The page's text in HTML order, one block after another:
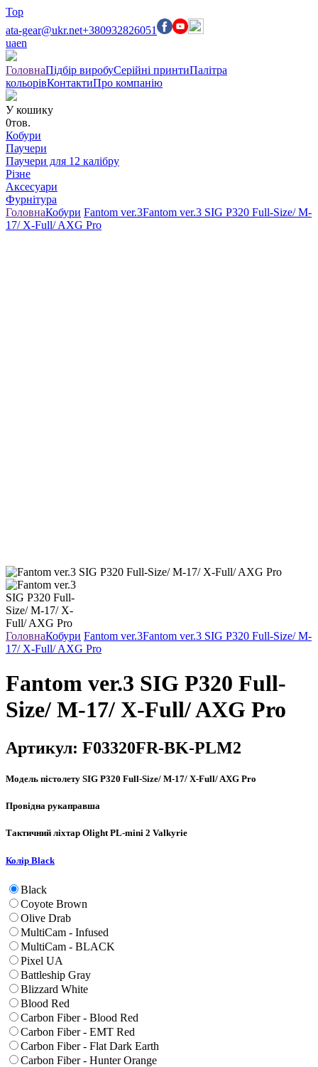
Top
ata-gear@ukr.net+380932826051
uaen
ГоловнаПідбір виробуСерійні принтиПалітра
кольорівКонтактиПро компанію
У кошику
0тов.
Кобури
Паучери
Паучери для 12 калібру
Різне
Аксесуари
Фурнітура
ГоловнаКобури Fantom ver.3Fantom ver.3 SIG P320 Full-Size/ M-
17/ X-Full/ AXG Pro
ГоловнаКобури Fantom ver.3Fantom ver.3 SIG P320 Full-Size/ M-
17/ X-Full/ AXG Pro
Fantom ver.3 SIG P320 Full-
Size/ M-17/ X-Full/ AXG Pro
Артикул: F03320FR-BK-PLM2
Модель пістолету SIG P320 Full-Size/ M-17/ X-Full/ AXG Pro
Провідна рукаправша
Тактичний ліхтар Olight PL-mini 2 Valkyrie
Колір Black
Black
Coyote Brown
Olive Drab
MultiCam - Infused
MultiCam - BLACK
Pixel UA
Battleship Gray
Blizzard White
Blood Red
Carbon Fiber - Blood Red
Carbon Fiber - EMT Red
Carbon Fiber - Flat Dark Earth
Carbon Fiber - Hunter Orange